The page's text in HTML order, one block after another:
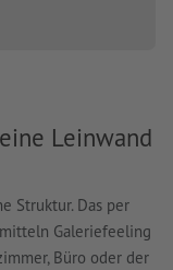
Leinwand
Struktur. Das per
Galeriefeeling
Büro oder der